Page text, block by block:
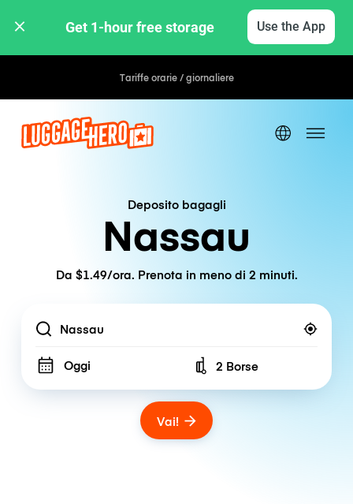
Get 1-hour free storage Use the App
Tariffe orarie / giornaliere
Deposito bagagli
Nassau
Da $1.49/ora. Prenota in meno di 2 minuti.
Location
Oggi Number of bags
2 Borse
Vai!